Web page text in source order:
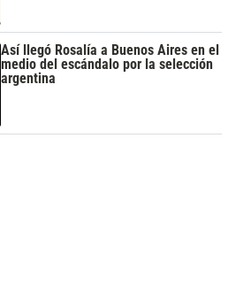
Así llegó Rosalía a Buenos Aires en el
medio del escándalo por la selección
argentina